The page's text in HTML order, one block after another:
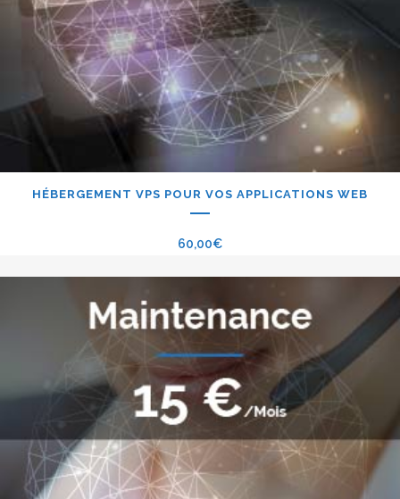
HÉBERGEMENT VPS POUR VOS APPLICATIONS WEB
60,00€